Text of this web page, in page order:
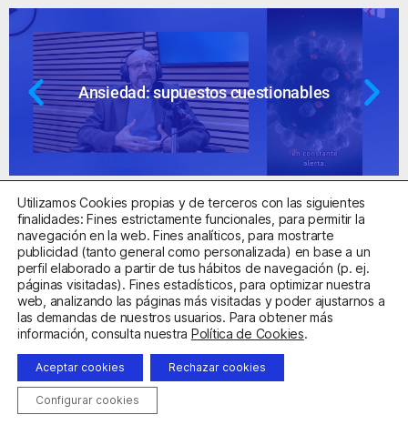
Ansiedad: supuestos cuestionables
Centro Sanitario Autorizado con el código E08737002
Aviso LegalPolítica de PrivacidadPolítica de Cookies
Clínica de la Ansiedad. Teléfonos:932263020
Correo:
Utilizamos Cookies propias y de terceros con las siguientes
finalidades: Fines estrictamente funcionales, para permitir la
navegación en la web. Fines analíticos, para mostrarte
publicidad (tanto general como personalizada) en base a un
perfil elaborado a partir de tus hábitos de navegación (p. ej.
páginas visitadas). Fines estadísticos, para optimizar nuestra
web, analizando las páginas más visitadas y poder ajustarnos a
las demandas de nuestros usuarios. Para obtener más
información, consulta nuestra Política de Cookies.
Aceptar cookies Rechazar cookies
Configurar cookies